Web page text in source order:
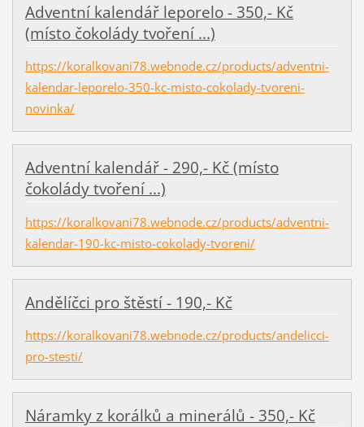
Adventní kalendář leporelo - 350,- Kč
(místo čokolády tvoření ...)
https://koralkovani78.webnode.cz/products/adventni-
kalendar-leporelo-350-kc-misto-cokolady-tvoreni-
novinka/
Adventní kalendář - 290,- Kč (místo
čokolády tvoření ...)
https://koralkovani78.webnode.cz/products/adventni-
kalendar-190-kc-misto-cokolady-tvoreni/
Andělíčci pro štěstí - 190,- Kč
https://koralkovani78.webnode.cz/products/andelicci-
pro-stesti/
Náramky z korálků a minerálů - 350,- Kč